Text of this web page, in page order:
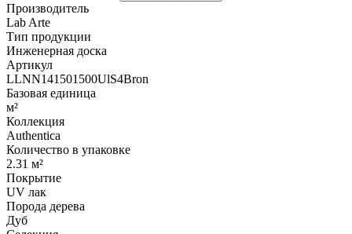
Производитель
Lab Arte
Тип продукции
Инженерная доска
Артикул
LLNN141501500UlS4Bron
Базовая единица
м²
Коллекция
Authentica
Количество в упаковке
2.31 м²
Покрытие
UV лак
Порода дерева
Дуб